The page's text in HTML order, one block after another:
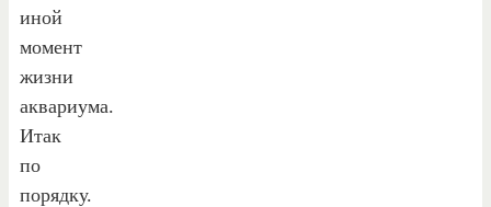
иной
момент
жизни
аквариума.
Итак
по
порядку.